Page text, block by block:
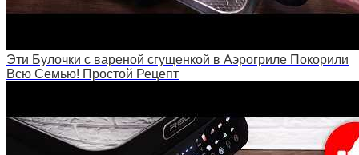
Эти Булочки с вареной сгущенкой в Аэрогриле Покорили
Всю Семью! Простой Рецепт